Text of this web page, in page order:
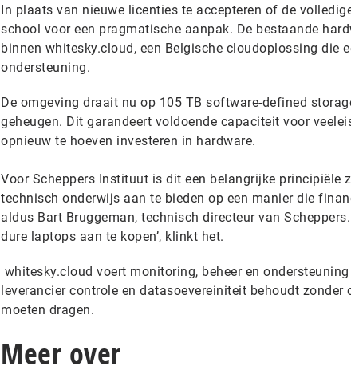
In plaats van nieuwe licenties te accepteren of de
school voor een pragmatische aanpak. De bestaande
binnen whitesky.cloud, een Belgische cloudoplossing die
ondersteuning.
De omgeving draait nu op 105 TB software-defined
geheugen. Dit garandeert voldoende capaciteit voor
opnieuw te hoeven investeren in hardware.
Voor Scheppers Instituut is dit een belangrijke principiële
technisch onderwijs aan te bieden op een manier die
aldus Bart Bruggeman, technisch directeur van
dure laptops aan te kopen’, klinkt het.
whitesky.cloud voert monitoring, beheer en
leverancier controle en datasoevereiniteit behoudt
moeten dragen.
Meer over